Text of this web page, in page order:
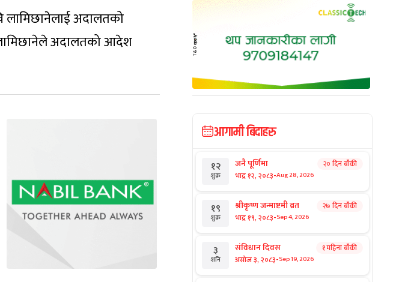
लामिछानेलाई अदालतको
अदालतको आदेश
आगामी बिदाहरु
१२
शुक्र
जनै पूर्णिमा
भाद्र १२, २०८३-Aug 28, 2026
२० दिन बाँकी
१९
शुक्र
श्रीकृष्ण जन्माष्टमी व्रत
भाद्र १९, २०८३-Sep 4, 2026
२७ दिन बाँकी
३
शनि
संविधान दिवस
असोज ३, २०८३-Sep 19, 2026
१ महिना बाँकी